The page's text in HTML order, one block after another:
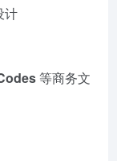
计
等商务文